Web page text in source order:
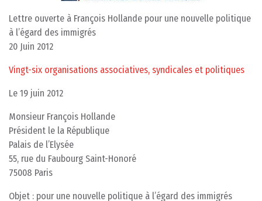
Lettre ouverte à François Hollande pour une nouvelle politique
à l’égard des immigrés
20 Juin 2012
Vingt-six organisations associatives, syndicales et politiques
Le 19 juin 2012
Monsieur François Hollande
Président le la République
Palais de l’Elysée
55, rue du Faubourg Saint-Honoré
75008 Paris
Objet : pour une nouvelle politique à l’égard des immigrés